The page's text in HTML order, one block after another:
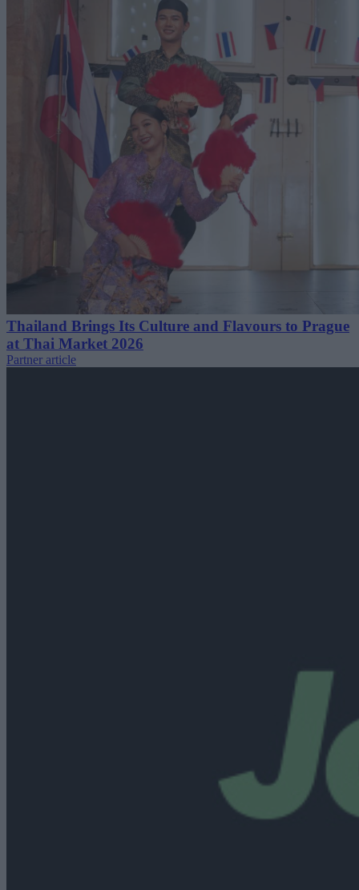
Thailand Brings Its Culture and Flavours to Prague
at Thai Market 2026
Partner article